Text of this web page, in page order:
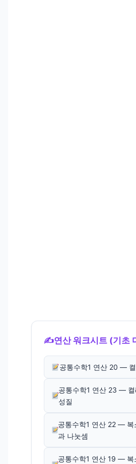
✍️연산 워크시트 (기초
공통수학1 연산 20 —
공통수학1 연산 23 — 켤
성질
공통수학1 연산 22 — 복
과 나눗셈
공통수학1 연산 19 — 복